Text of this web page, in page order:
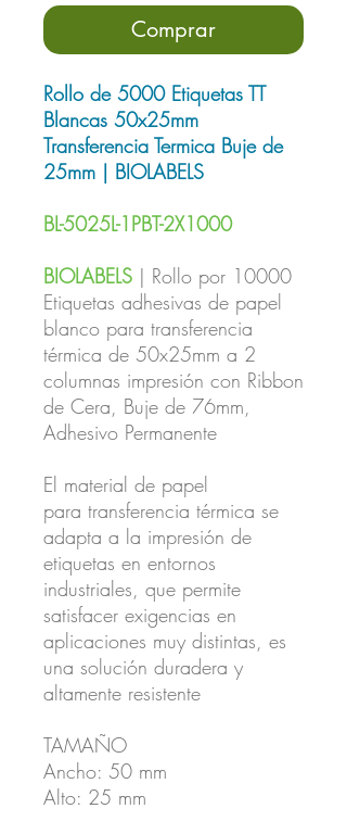
Comprar
Rollo de 5000 Etiquetas TT
Blancas 50x25mm
Transferencia Termica Buje de
25mm | BIOLABELS
BL-5025L-1PBT-2X1000
BIOLABELS | Rollo por 10000
Etiquetas adhesivas de papel
blanco para transferencia
térmica de 50x25mm a 2
columnas impresión con Ribbon
de Cera, Buje de 76mm,
Adhesivo Permanente
El material de papel
para transferencia térmica se
adapta a la impresión de
etiquetas en entornos
industriales, que permite
satisfacer exigencias en
aplicaciones muy distintas, es
una solución duradera y
altamente resistente
TAMAÑO
Ancho: 50 mm
Alto: 25 mm